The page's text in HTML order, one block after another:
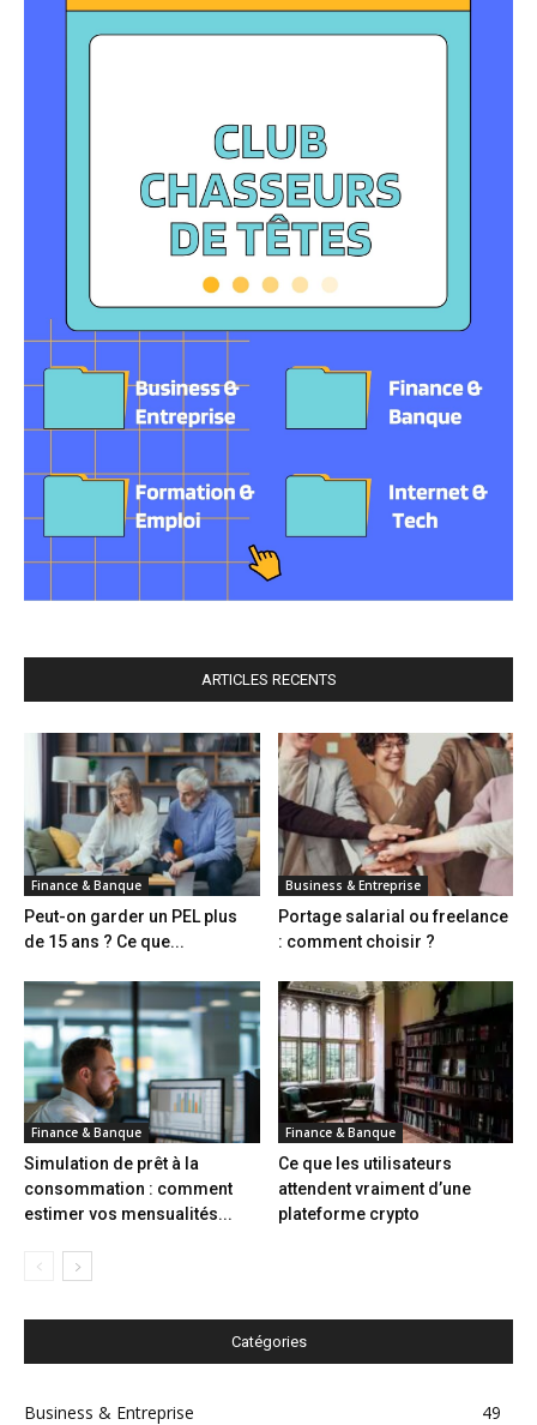
ARTICLES RECENTS
Finance & Banque
Peut-on garder un PEL plus
de 15 ans ? Ce que...
Business & Entreprise
Portage salarial ou freelance
: comment choisir ?
Finance & Banque
Simulation de prêt à la
consommation : comment
estimer vos mensualités...
Finance & Banque
Ce que les utilisateurs
attendent vraiment d’une
plateforme crypto
Catégories
Business & Entreprise
49